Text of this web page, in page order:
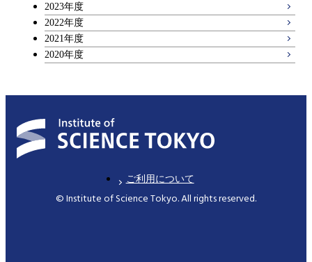
2023年度
2022年度
2021年度
2020年度
ご利用について
© Institute of Science Tokyo. All rights reserved.